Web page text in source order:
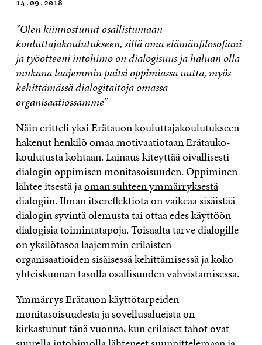
14.09.2018
”Olen kiinnostunut osallistumaan
kouluttajakoulutukseen, sillä oma elämänfilosofiani
ja työotteeni intohimo on dialogisuus ja haluan olla
mukana laajemmin paitsi oppimiassa uutta, myös
kehittämässä dialogitaitoja omassa
organisaatiossamme”
Näin eritteli yksi Erätauon kouluttajakoulutukseen
hakenut henkilö omaa motivaatiotaan Erätauko-
koulutusta kohtaan. Lainaus kiteyttää oivallisesti
dialogin oppimisen monitasoisuuden. Oppiminen
lähtee itsestä jaoman suhteen ymmärryksestä
dialogiin. Ilman itsereflektiota on vaikeaa sisäistää
dialogin syvintä olemusta tai ottaa edes käyttöön
dialogisia toimintatapoja. Toisaalta tarve dialogille
on yksilötasoa laajemmin erilaisten
organisaatioiden sisäisessä kehittämisessä ja koko
yhteiskunnan tasolla osallisuuden vahvistamisessa.
Ymmärrys Erätauon käyttötarpeiden
monitasoisuudesta ja sovellusalueista on
kirkastunut tänä vuonna, kun erilaiset tahot ovat